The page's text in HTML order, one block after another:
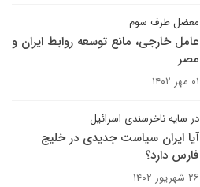
معضل طرف سوم
عامل خارجی، مانع توسعه روابط ایران و
مصر
۰۱ مهر ۱۴۰۲
در سایه ناخرسندی اسرائیل
آیا ایران سیاست جدیدی در خلیج
فارس دارد؟
۲۶ شهریور ۱۴۰۲